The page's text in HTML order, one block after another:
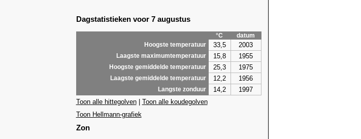
Dagstatistieken voor 7 augustus
°C
datum
Hoogste temperatuur
33,5 2003
Laagste maximumtemperatuur 15,8 1955
Hoogste gemiddelde temperatuur 25,3 1975
Laagste gemiddelde temperatuur 12,2 1956
Langste zonduur 14,2
1997
Toon alle hittegolven| Toon alle koudegolven
Toon Hellmann-grafiek
Zon